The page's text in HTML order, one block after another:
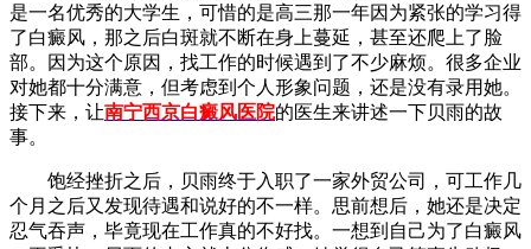
是一名优秀的大学生，可惜的是高三那一年因为紧张的学习得
了白癜风，那之后白斑就不断在身上蔓延，甚至还爬上了脸
部。因为这个原因，找工作的时候遇到了不少麻烦。很多企业
对她都十分满意，但考虑到个人形象问题，还是没有录用她。
接下来，让南宁西京白癜风医院的医生来讲述一下贝雨的故
事。
饱经挫折之后，贝雨终于入职了一家外贸公司，可工作几
个月之后又发现待遇和说好的不一样。思前想后，她还是决定
忍气吞声，毕竟现在工作真的不好找。一想到自己为了白癜风